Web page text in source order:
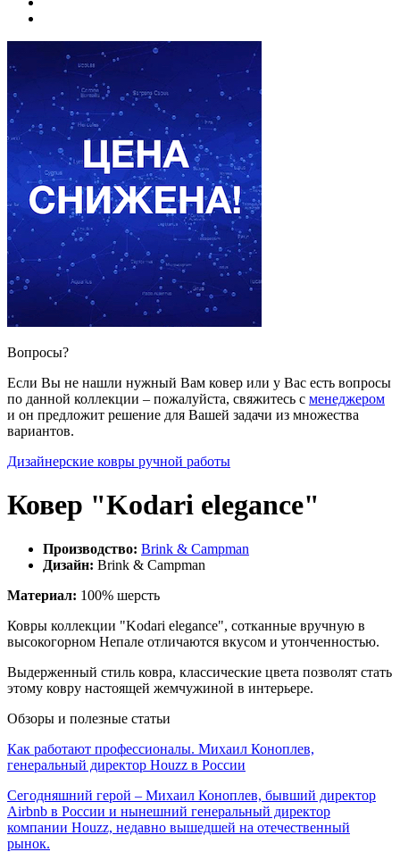
Вопросы?
Если Вы не нашли нужный Вам ковер или у Вас есть вопросы
по данной коллекции – пожалуйста, свяжитесь с менеджером
и он предложит решение для Вашей задачи из множества
вариантов.
Дизайнерские ковры ручной работы
Ковер "Kodari elegance"
Производство: Brink & Campman
Дизайн: Brink & Campman
Материал: 100% шерсть
Ковры коллекции "Kodari elegance", сотканные вручную в
высокогорном Непале отличаются вкусом и утонченностью.
Выдерженный стиль ковра, классические цвета позволят стать
этому ковру настоящей жемчужиной в интерьере.
Обзоры и полезные статьи
Как работают профессионалы. Михаил Коноплев,
генеральный директор Houzz в России
Сегодняшний герой – Михаил Коноплев, бывший директор
Airbnb в России и нынешний генеральный директор
компании Houzz, недавно вышедшей на отечественный
рынок.